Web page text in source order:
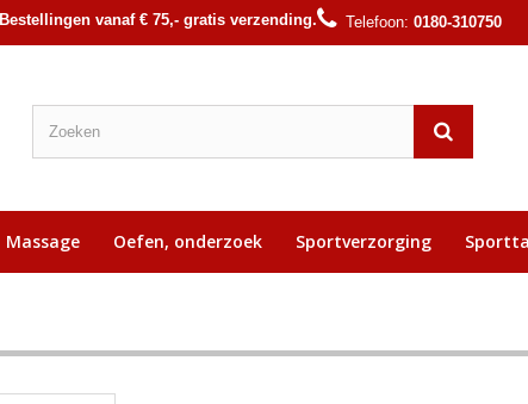
Bestellingen vanaf € 75,- gratis verzending. Telefoon: 0180-310750
Massage Oefen, onderzoek Sportverzorging